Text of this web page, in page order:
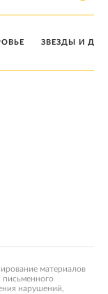
ЗВЕЗДЫ И
материалов
письменного
нарушений,